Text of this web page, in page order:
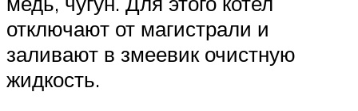
отключают от магистрали и
заливают в змеевик очистную
жидкость.